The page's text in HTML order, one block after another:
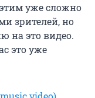
уже сложно
зрителей, но
на это видео.
это уже